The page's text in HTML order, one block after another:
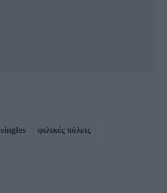
singles φιλικές πόλεις